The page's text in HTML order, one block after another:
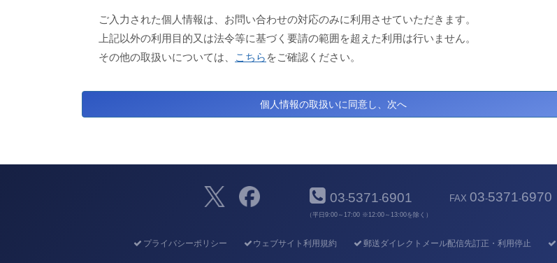
ご入力された個人情報は、お問い合わせの対応のみに利用させていただきます。
上記以外の利用目的又は法令等に基づく要請の範囲を超えた利用は行いません。
その他の取扱いについては、
こちら をご確認ください。
03-5371-6901
（平日9:00～17:00 ※12:00～13:00を除く）
FAX 03-5371-6970
プライバシーポリシー ウェブサイト利用規約 郵送ダイレクトメール配信先訂正・利用停止